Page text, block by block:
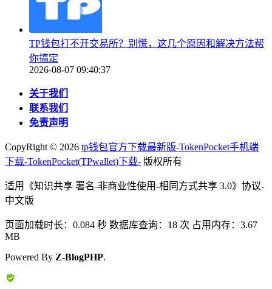
TP钱包打不开交易所？别慌，这几个原因和解决方法帮
你搞定
2026-08-07 09:40:37
关于我们
联系我们
免责声明
CopyRight © 2026 tp钱包官方下载最新版-TokenPocket手机端
下载-TokenPocket(TPwallet)下载- 版权所有
适用《知识共享 署名-非商业性使用-相同方式共享 3.0》协议-
中文版
页面加载时长：0.084 秒 数据库查询：18 次 占用内存：3.67
MB
Powered By Z-BlogPHP.